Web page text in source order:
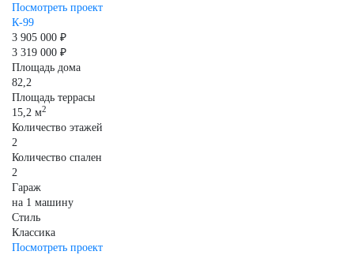
Посмотреть проект
К-99
3 905 000 ₽
3 319 000 ₽
Площадь дома
82,2
Площадь террасы
15,2 м2
Количество этажей
2
Количество спален
2
Гараж
на 1 машину
Стиль
Классика
Посмотреть проект